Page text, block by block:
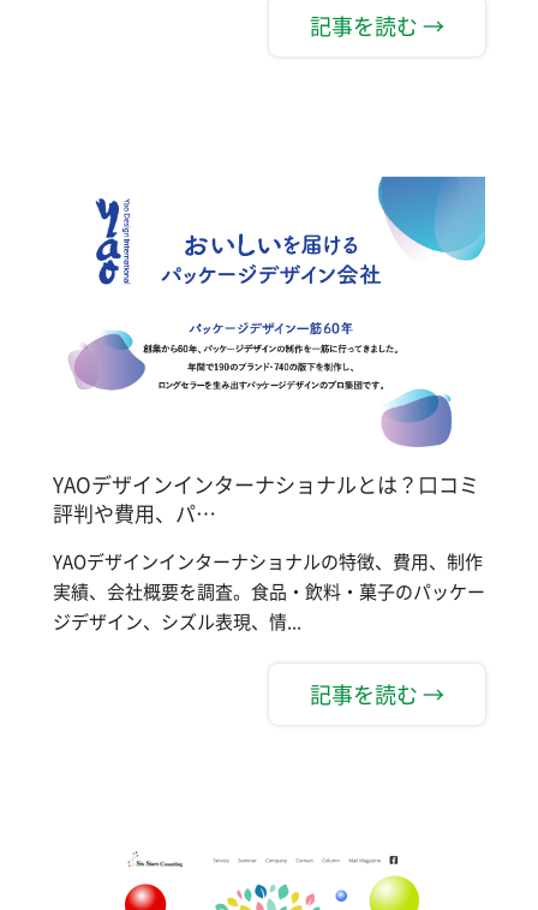
記事を読む →
YAOデザインインターナショナルとは？口コミ
評判や費用、パ…
YAOデザインインターナショナルの特徴、費用、制作
実績、会社概要を調査。食品・飲料・菓子のパッケー
ジデザイン、シズル表現、情...
記事を読む →